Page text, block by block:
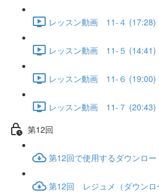
レッスン動画 11-４ (17:28)
レッスン動画 11-５ (14:41)
レッスン動画 11-６ (19:00)
レッスン動画 11-７ (20:43)
第12回
第12回で使用するダウンロー
第12回 レジュメ（ダウンロ